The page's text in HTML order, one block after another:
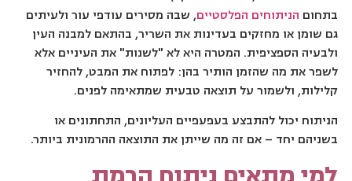
בתחום הניתוחים הפלסטיים, שבה מסירים עודפי עור ולעיתים
גם שומן או מחזקים בעדינות את השריר, בהתאם למבנה העין
ולבעיה הספציפית. המטרה היא לא "לשנות" את העיניים אלא
לשפר את מה שהזמן הותיר בהן: לפתוח את המבט, להחזיר
קלילות, ולשמור על תוצאה טבעית שמתאימה לפנים.
הניתוח יכול להתבצע בעפעפיים העליונים, התחתונים או
בשניהם יחד – אם זה מה שייתן את התוצאה ההרמונית ביותר.